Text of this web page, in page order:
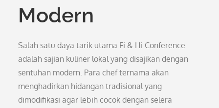
Modern
Salah satu daya tarik utama Fi & Hi Conference
adalah sajian kuliner lokal yang disajikan dengan
sentuhan modern. Para chef ternama akan
menghadirkan hidangan tradisional yang
dimodifikasi agar lebih cocok dengan selera